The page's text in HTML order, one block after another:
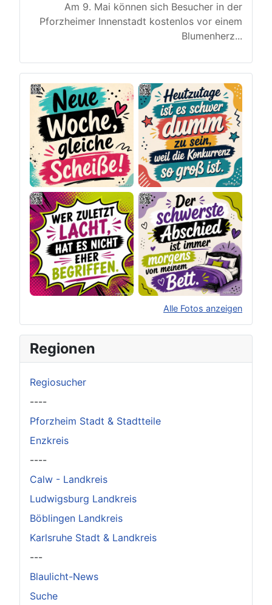
Am 9. Mai können sich Besucher in der
Pforzheimer Innenstadt kostenlos vor einem
Blumenherz...
Alle Fotos anzeigen
Original herunterladen
Regionen
Regiosucher
----
Pforzheim Stadt & Stadtteile
Enzkreis
----
Calw - Landkreis
Ludwigsburg Landkreis
Böblingen Landkreis
Karlsruhe Stadt & Landkreis
---
Blaulicht-News
Suche